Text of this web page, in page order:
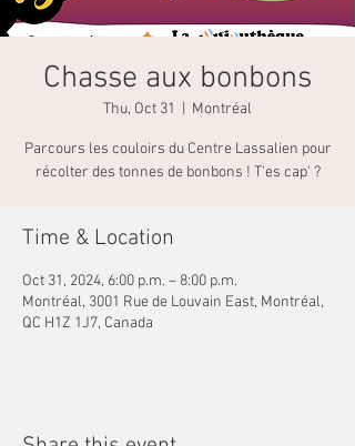
Chasse aux bonbons
Thu, Oct 31 Montréal
Parcours les couloirs du Centre Lassalien pour
récolter des tonnes de bonbons ! T'es cap' ?
Time & Location
Oct 31, 2024, 6:00 p.m. – 8:00 p.m.
Montréal, 3001 Rue de Louvain East, Montréal,
QC H1Z 1J7, Canada